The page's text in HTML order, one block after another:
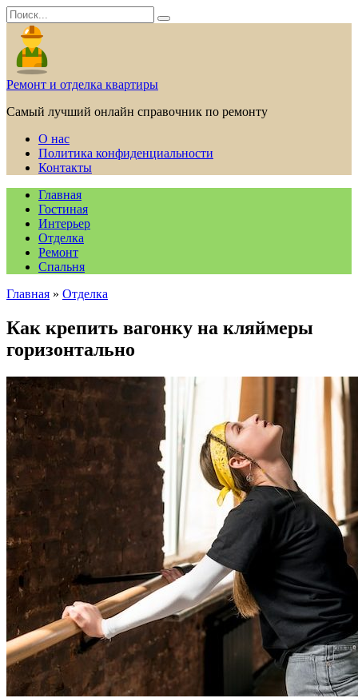
Перейти
к
содержанию
Search
for:
Ремонт и отделка квартиры
Самый лучший онлайн справочник по ремонту
О нас
Политика конфиденциальности
Контакты
Главная
Гостиная
Интерьер
Отделка
Ремонт
Спальня
Главная » Отделка
Как крепить вагонку на кляймеры
горизонтально